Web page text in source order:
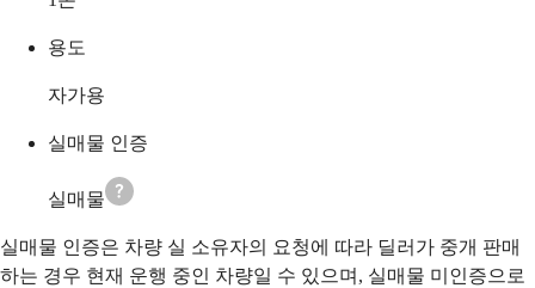
용도
자가용
실매물 인증
실매물
실매물 인증은 차량 실 소유자의 요청에 따라 딜러가 중개 판매
하는 경우 현재 운행 중인 차량일 수 있으며, 실매물 미인증으로